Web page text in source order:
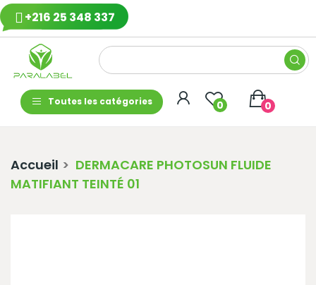
+216 25 348 337
Toutes les catégories 0 0
Accueil
DERMACARE PHOTOSUN FLUIDE
MATIFIANT TEINTÉ 01